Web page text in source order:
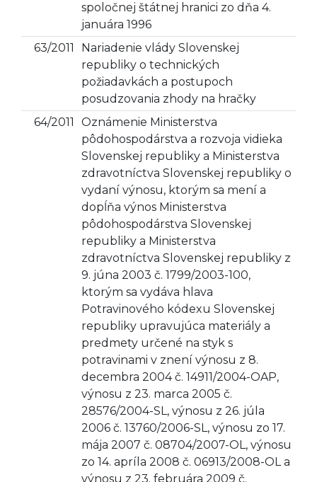
spoločnej štátnej hranici zo dňa 4.
januára 1996
63/2011
Nariadenie vlády Slovenskej
republiky o technických
požiadavkách a postupoch
posudzovania zhody na hračky
64/2011
Oznámenie Ministerstva
pôdohospodárstva a rozvoja vidieka
Slovenskej republiky a Ministerstva
zdravotníctva Slovenskej republiky o
vydaní výnosu, ktorým sa mení a
dopĺňa výnos Ministerstva
pôdohospodárstva Slovenskej
republiky a Ministerstva
zdravotníctva Slovenskej republiky z
9. júna 2003 č. 1799/2003-100,
ktorým sa vydáva hlava
Potravinového kódexu Slovenskej
republiky upravujúca materiály a
predmety určené na styk s
potravinami v znení výnosu z 8.
decembra 2004 č. 14911/2004-OAP,
výnosu z 23. marca 2005 č.
28576/2004-SL, výnosu z 26. júla
2006 č. 13760/2006-SL, výnosu zo 17.
mája 2007 č. 08704/2007-OL, výnosu
zo 14. apríla 2008 č. 06913/2008-OL a
výnosu z 23. februára 2009 č.